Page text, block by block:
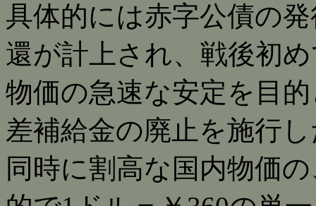
具体的には赤字公債の
還が計上され、戦後初
物価の急速な安定を目
差補給金の廃止を施行
同時に割高な国内物価